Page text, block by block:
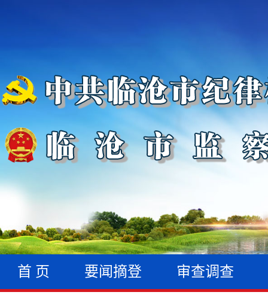
首 页 要闻摘登 审查调查